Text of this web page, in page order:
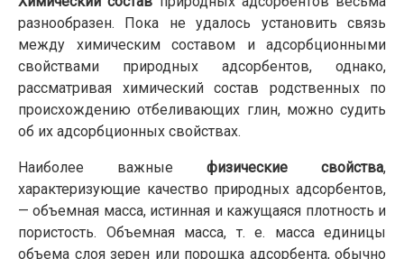
разнообразен. Пока не удалось установить связь
между химическим составом и адсорбционными
свойствами природных адсорбентов, однако,
рассматривая химический состав родственных по
происхождению отбеливающих глин, можно судить
об их адсорбционных свойствах.
Наиболее важные физические свойства,
характеризующие качество природных адсорбентов,
— объемная масса, истинная и кажущаяся плотность и
пористость. Объемная масса, т. е. масса единицы
объема слоя зерен или порошка адсорбента, обычно